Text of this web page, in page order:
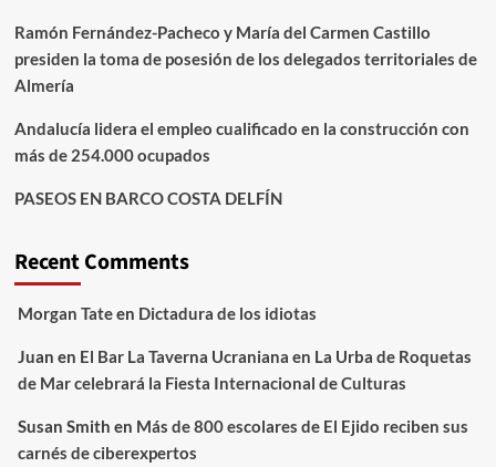
Ramón Fernández-Pacheco y María del Carmen Castillo
presiden la toma de posesión de los delegados territoriales de
Almería
Andalucía lidera el empleo cualificado en la construcción con
más de 254.000 ocupados
PASEOS EN BARCO COSTA DELFÍN
Recent Comments
Morgan Tateen Dictadura de los idiotas
Juan en El Bar La Taverna Ucraniana en La Urba de Roquetas
de Mar celebrará la Fiesta Internacional de Culturas
Susan Smith en Más de 800 escolares de El Ejido reciben sus
carnés de ciberexpertos